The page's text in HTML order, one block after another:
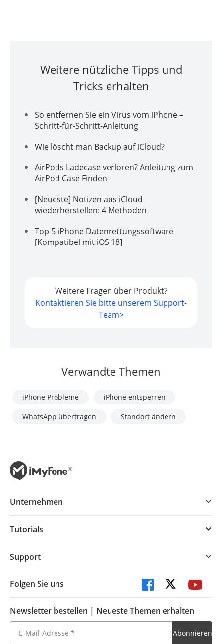
Weitere nützliche Tipps und
Tricks erhalten
So entfernen Sie ein Virus vom iPhone –
Schritt-für-Schritt-Anleitung
Wie löscht man Backup auf iCloud?
AirPods Ladecase verloren? Anleitung zum
AirPod Case Finden
[Neueste] Notizen aus iCloud
wiederherstellen: 4 Methoden
Top 5 iPhone Datenrettungssoftware
[Kompatibel mit iOS 18]
Weitere Fragen über Produkt?
Kontaktieren Sie bitte unserem Support-
Team>
Verwandte Themen
iPhone Probleme iPhone entsperren
WhatsApp übertragen Standort ändern
Unternehmen
Tutorials
Support
Folgen Sie uns
Newsletter bestellen | Neueste Themen erhalten